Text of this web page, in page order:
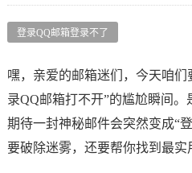
登录QQ邮箱登录不了
嘿，亲爱的邮箱迷们，今天咱
录QQ邮箱打不开”的尴尬瞬间。
期待一封神秘邮件会突然变成“
要破除迷雾，还要帮你找到最实